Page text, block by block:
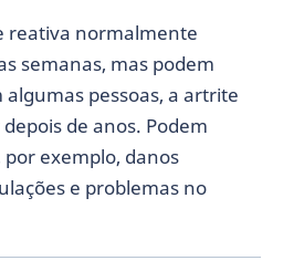
reativa normalmente
semanas, mas podem
pessoas, a artrite
de anos. Podem
exemplo, danos
e problemas no